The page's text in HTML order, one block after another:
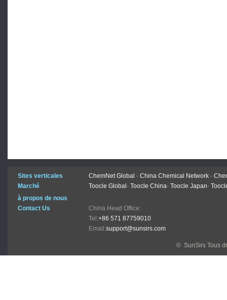
Sites verticales ChemNet Global - China Chemical Network -
Marché
Toocle Global - Toocle China- Toocle Japan-
à propos de nous
Contact Us
China Head Office:
Tel:+86 571 87759010
Email:support@sunsirs.com
© SunSirs Tous